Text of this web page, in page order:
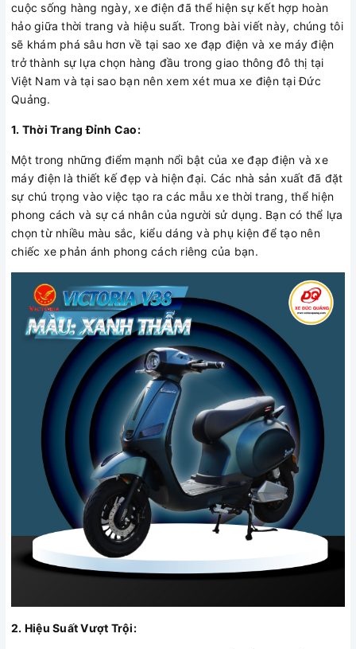
cuộc sống hàng ngày, xe điện đã thể hiện sự kết hợp hoàn
hảo giữa thời trang và hiệu suất. Trong bài viết này, chúng tôi
sẽ khám phá sâu hơn về tại sao xe đạp điện và xe máy điện
trở thành sự lựa chọn hàng đầu trong giao thông đô thị tại
Việt Nam và tại sao bạn nên xem xét mua xe điện tại Đức
Quảng.
1. Thời Trang Đỉnh Cao:
Một trong những điểm mạnh nổi bật của xe đạp điện và xe
máy điện là thiết kế đẹp và hiện đại. Các nhà sản xuất đã đặt
sự chú trọng vào việc tạo ra các mẫu xe thời trang, thể hiện
phong cách và sự cá nhân của người sử dụng. Bạn có thể lựa
chọn từ nhiều màu sắc, kiểu dáng và phụ kiện để tạo nên
chiếc xe phản ánh phong cách riêng của bạn.
2. Hiệu Suất Vượt Trội: